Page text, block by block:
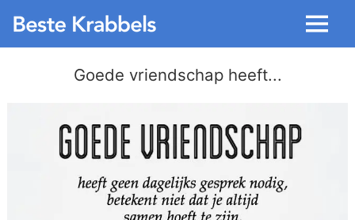
Menu
Goede vriendschap heeft...